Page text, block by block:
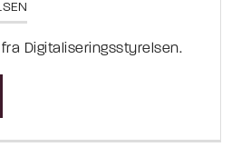
Digitaliseringsstyrelsen.